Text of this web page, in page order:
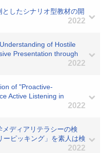
したシナリオ型教材の開
2022
of Hostile
Presentation through
2022
of "Proactive-
Active Listening in
2022
ディアリテラシーの検
ーピッキング」を素人は検
2022